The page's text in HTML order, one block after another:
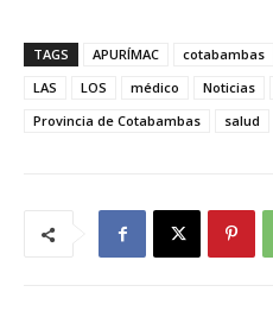
TAGS APURÍMAC cotabambas
LAS
LOS médico Noticias
Provincia de Cotabambas
salud